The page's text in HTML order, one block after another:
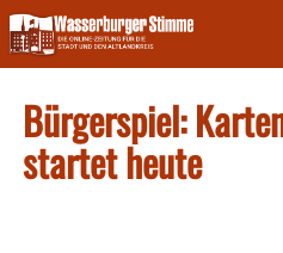
Skip
to
content
Bürgerspiel:
startet heute